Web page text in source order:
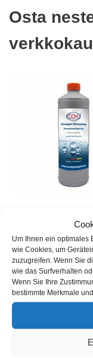
Um Ihnen ein optimales
wie Cookies, um
zuzugreifen. Wenn Sie
wie das Surfverhalten
Wenn Sie Ihre
bestimmte Merkmale
Osta
keramiikan
79,99 € ( 79,99
Tuotetunnus (SKU):
Sisältö: 1l
3